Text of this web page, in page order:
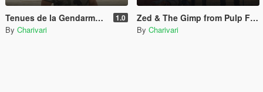
Tenues de la Gendarmerie Prévotale 1.0
By Charivari
Zed & The Gimp from Pulp Fiction
By Charivari